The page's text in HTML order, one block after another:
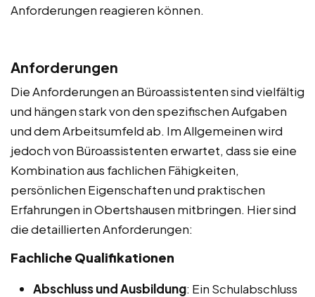
Anforderungen reagieren können.
Anforderungen
Die Anforderungen an Büroassistenten sind vielfältig
und hängen stark von den spezifischen Aufgaben
und dem Arbeitsumfeld ab. Im Allgemeinen wird
jedoch von Büroassistenten erwartet, dass sie eine
Kombination aus fachlichen Fähigkeiten,
persönlichen Eigenschaften und praktischen
Erfahrungen in Obertshausen mitbringen. Hier sind
die detaillierten Anforderungen:
Fachliche Qualifikationen
Abschluss und Ausbildung: Ein Schulabschluss